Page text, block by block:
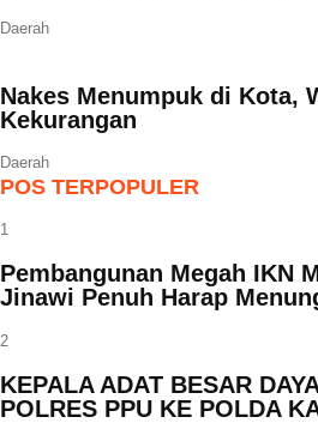
Daerah
Nakes Menumpuk di Kota,
Kekurangan
Daerah
POS TERPOPULER
1
Pembangunan Megah IKN
Jinawi Penuh Harap
2
KEPALA ADAT BESAR
POLRES PPU KE POLDA